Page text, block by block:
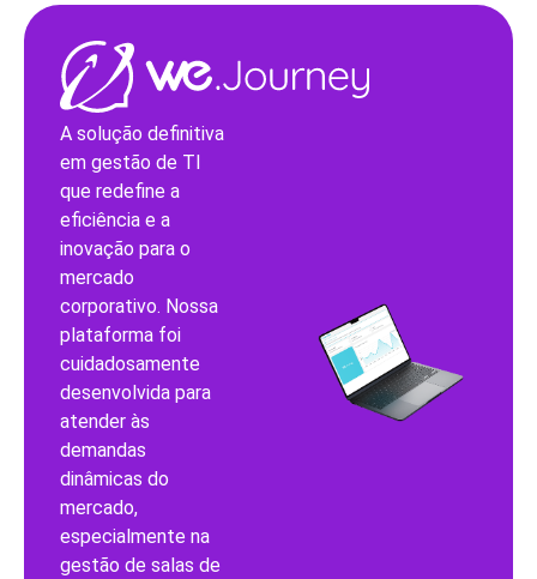
A solução definitiva
em gestão de TI
que redefine a
eficiência e a
inovação para o
mercado
corporativo. Nossa
plataforma foi
cuidadosamente
desenvolvida para
atender às
demandas
dinâmicas do
mercado,
especialmente na
gestão de salas de